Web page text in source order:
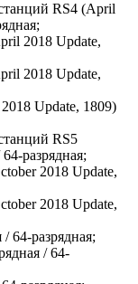
RS4 (April
2018 Update,
2018 Update,
Update, 1809)
RS5
разрядная;
2018 Update,
2018 Update,
64-разрядная;
/ 64-